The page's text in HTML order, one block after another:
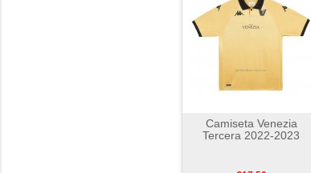
Camiseta Venezia
Tercera 2022-2023